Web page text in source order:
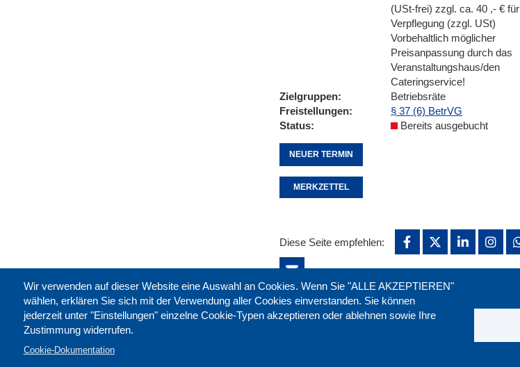
(USt-frei) zzgl. ca. 40 ,- € für
Verpflegung (zzgl. USt)
Vorbehaltlich möglicher
Preisanpassung durch das
Veranstaltungshaus/den
Cateringservice!
Zielgruppen
Betriebsräte
Freistellungen
§ 37 (6) BetrVG
Status
Bereits ausgebucht
NEUER TERMIN
MERKZETTEL
Wir verwenden auf dieser Website eine Auswahl an Cookies. Wenn Sie "ALLE AKZEPTIEREN"
wählen, erklären Sie sich mit der Verwendung aller Cookies einverstanden. Sie können
jederzeit unter "Einstellungen" einzelne Cookie-Typen akzeptieren oder ablehnen sowie Ihre
Zustimmung widerrufen.
Cookie-Dokumentation
Diese Seite empfehlen: